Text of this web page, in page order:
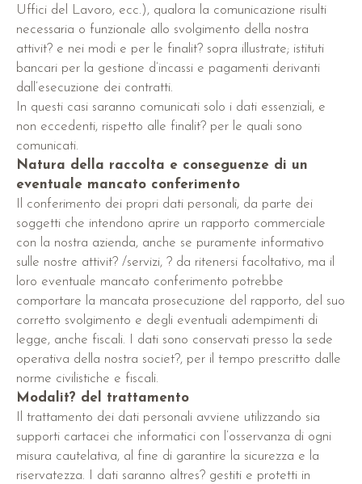
Uffici del Lavoro, ecc.), qualora la comunicazione risulti
necessaria o funzionale allo svolgimento della nostra
attivit? e nei modi e per le finalit? sopra illustrate; istituti
bancari per la gestione d’incassi e pagamenti derivanti
dall’esecuzione dei contratti.
In questi casi saranno comunicati solo i dati essenziali, e
non eccedenti, rispetto alle finalit? per le quali sono
comunicati.
Natura della raccolta e conseguenze di un
eventuale mancato conferimento
Il conferimento dei propri dati personali, da parte dei
soggetti che intendono aprire un rapporto commerciale
con la nostra azienda, anche se puramente informativo
sulle nostre attivit? /servizi, ? da ritenersi facoltativo, ma il
loro eventuale mancato conferimento potrebbe
comportare la mancata prosecuzione del rapporto, del suo
corretto svolgimento e degli eventuali adempimenti di
legge, anche fiscali. I dati sono conservati presso la sede
operativa della nostra societ?, per il tempo prescritto dalle
norme civilistiche e fiscali.
Modalit? del trattamento
Il trattamento dei dati personali avviene utilizzando sia
supporti cartacei che informatici con l’osservanza di ogni
misura cautelativa, al fine di garantire la sicurezza e la
riservatezza. I dati saranno altres? gestiti e protetti in